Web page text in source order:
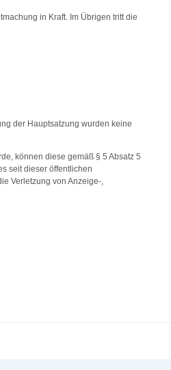
in Kraft. Im Übrigen tritt die
der Hauptsatzung wurden keine
können diese gemäß § 5 Absatz 5
seit dieser öffentlichen
Verletzung von Anzeige-,